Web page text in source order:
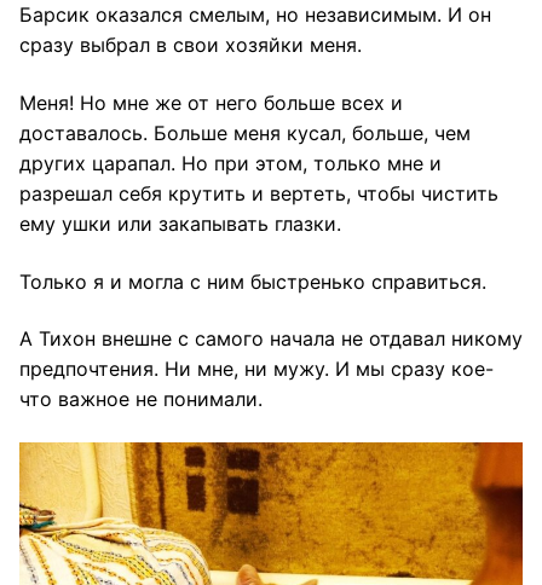
Барсик оказался смелым, но независимым. И он
сразу выбрал в свои хозяйки меня.
Меня! Но мне же от него больше всех и
доставалось. Больше меня кусал, больше, чем
других царапал. Но при этом, только мне и
разрешал себя крутить и вертеть, чтобы чистить
ему ушки или закапывать глазки.
Только я и могла с ним быстренько справиться.
А Тихон внешне с самого начала не отдавал никому
предпочтения. Ни мне, ни мужу. И мы сразу кое-
что важное не понимали.